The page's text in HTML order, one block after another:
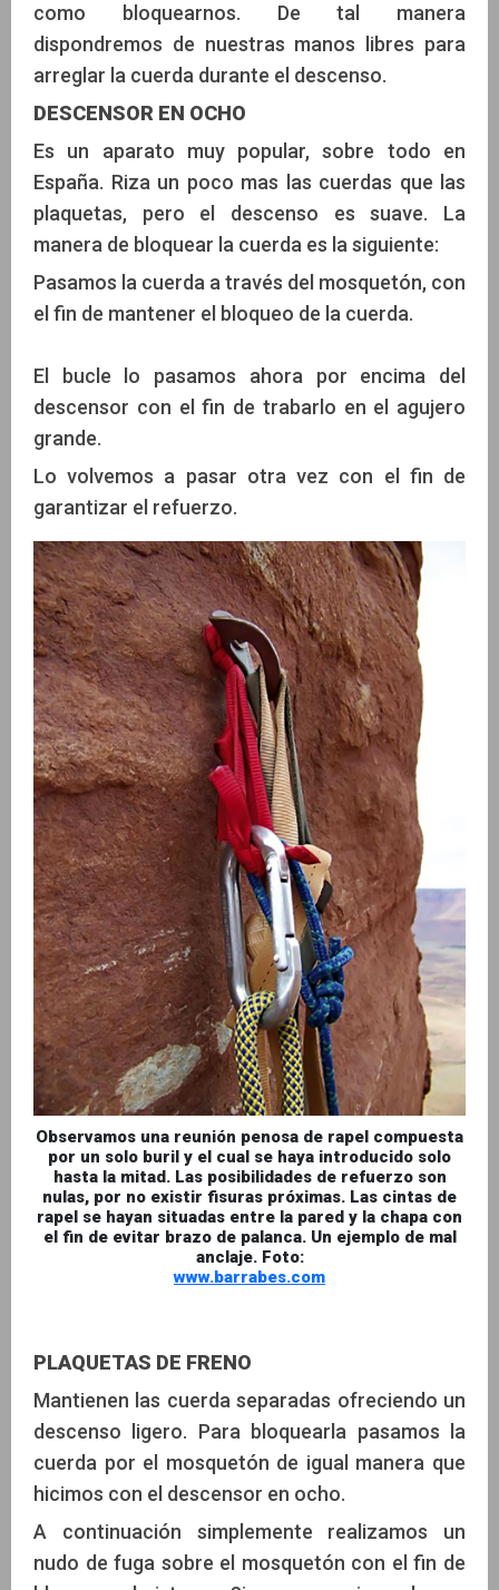
como bloquearnos. De tal manera
dispondremos de nuestras manos libres para
arreglar la cuerda durante el descenso.
DESCENSOR EN OCHO
Es un aparato muy popular, sobre todo en
España. Riza un poco mas las cuerdas que las
plaquetas, pero el descenso es suave. La
manera de bloquear la cuerda es la siguiente:
Pasamos la cuerda a través del mosquetón, con
el fin de mantener el bloqueo de la cuerda.
El bucle lo pasamos ahora por encima del
descensor con el fin de trabarlo en el agujero
grande.
Lo volvemos a pasar otra vez con el fin de
garantizar el refuerzo.
Observamos una reunión penosa de rapel compuesta
por un solo buril y el cual se haya introducido solo
hasta la mitad. Las posibilidades de refuerzo son
nulas, por no existir fisuras próximas. Las cintas de
rapel se hayan situadas entre la pared y la chapa con
el fin de evitar brazo de palanca. Un ejemplo de mal
anclaje. Foto:
www.barrabes.com
PLAQUETAS DE FRENO
Mantienen las cuerda separadas ofreciendo un
descenso ligero. Para bloquearla pasamos la
cuerda por el mosquetón de igual manera que
hicimos con el descensor en ocho.
A continuación simplemente realizamos un
nudo de fuga sobre el mosquetón con el fin de